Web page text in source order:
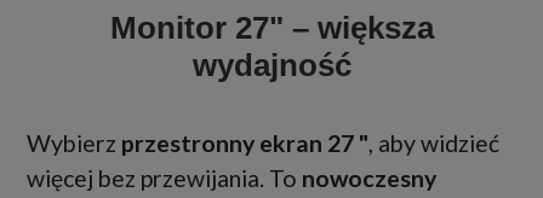
Monitor 27" – większa
wydajność
Wybierz przestronny ekran 27 ", aby widzieć
więcej bez przewijania. To nowoczesny